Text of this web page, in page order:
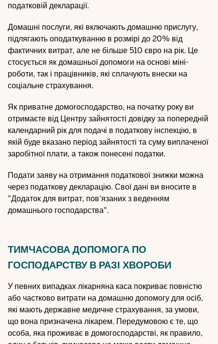
податковій декларації.
Домашні послуги, які включають домашню прислугу,
підлягають оподаткуванню в розмірі до 20% від
фактичних витрат, але не більше 510 євро на рік. Це
стосується як домашньої допомоги на основі міні-
роботи, так і працівників, які сплачують внески на
соціальне страхування.
Як приватне домогосподарство, на початку року ви
отримаєте від Центру зайнятості довідку за попередній
календарний рік для подачі в податкову інспекцію, в
якій буде вказано період зайнятості та суму виплаченої
заробітної плати, а також понесені податки.
Подати заяву на отримання податкової знижки можна
через податкову декларацію. Свої дані ви вносите в
"Додаток для витрат, пов'язаних з веденням
домашнього господарства".
ТИМЧАСОВА ДОПОМОГА ПО
ГОСПОДАРСТВУ В РАЗІ ХВОРОБИ
У певних випадках лікарняна каса покриває повністю
або частково витрати на домашню допомогу для осіб,
які мають державне медичне страхування, за умови,
що вона призначена лікарем. Передумовою є те, що
особа, яка проживає в домогосподарстві, як правило,